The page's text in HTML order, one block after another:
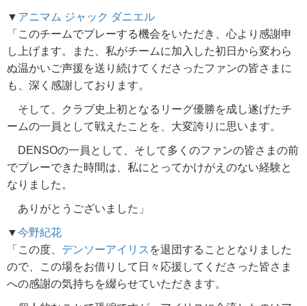
▼ アニマム ジャック ダニエル
「このチームでプレーする機会をいただき、心より感謝申
し上げます。また、私がチームに加入した初日から変わら
ぬ温かいご声援を送り続けてくださったファンの皆さまに
も、深く感謝しております。
そして、クラブ史上初となるリーグ優勝を成し遂げたチ
ームの一員として戦えたことを、大変誇りに思います。
DENSOの一員として、そして多くのファンの皆さまの前
でプレーできた時間は、私にとってかけがえのない経験と
なりました。
ありがとうございました」
▼今野紀花
「この度、 デンソーアイリス を退団することとなりました
ので、この場をお借りして日々応援してくださった皆さま
への感謝の気持ちを綴らせていただきます。